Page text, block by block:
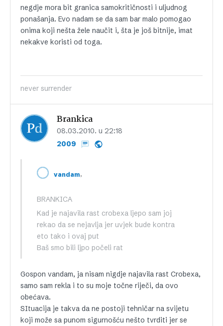
negdje mora bit granica samokritičnosti i uljudnog
ponašanja. Evo nadam se da sam bar malo pomogao
onima koji nešta žele naučit i, šta je još bitnije, imat
nekakve koristi od toga.
never surrender
Brankica
08.03.2010. u 22:18
2009
vandam,
BRANKICA
Kad je najavila rast crobexa ljepo sam joj
rekao da se nejavlja jer uvjek bude kontra
eto tako i ovaj put
Baš smo bili ljpo počeli rat
Gospon vandam, ja nisam nigdje najavila rast Crobexa,
samo sam rekla i to su moje točne riječi, da ovo
obećava.
SItuacija je takva da ne postoji tehničar na svijetu
koji može sa punom sigurnošću nešto tvrditi jer se